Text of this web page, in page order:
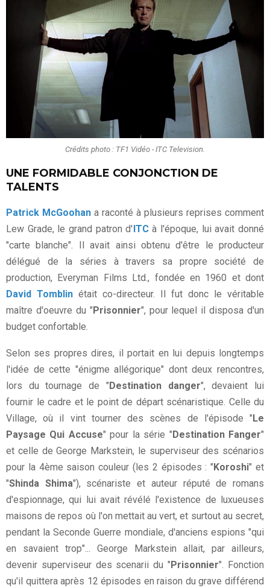
Crédits photo : TF1 Vidéo - ITC Television.
UNE FORMIDABLE CONJONCTION DE
TALENTS
Patrick McGoohan a raconté à plusieurs reprises comment
Lew Grade, le grand patron d'ITCà l'époque, lui avait donné
"carte blanche". Il avait ainsi obtenu d'être le producteur
délégué de la séries à travers sa propre société de
production, Everyman Films Ltd., fondée en 1960 et dont
David Tomblin était co-directeur. Il fut donc le véritable
maître d'oeuvre du "Prisonnier", pour lequel il disposa d'un
budget confortable.
Selon ses propres dires, il portait en lui depuis longtemps
l'idée de cette "énigme allégorique" dont deux rencontres,
lors du tournage de "Destination danger", devaient lui
fournir le cadre et le point de départ scénaristique. Celle du
Village, où il vint tourner des scènes de l'épisode "Le
Paysage Qui Accuse" pour la série "Destination Fanger"
et celle de George Markstein, le superviseur des scénarios
pour la 4ème saison couleur (les 2 épisodes : "Koroshi" et
"Shinda Shima"), scénariste et auteur réputé de romans
d'espionnage, qui lui avait révélé l'existence de luxueuses
maisons de repos où l'on mettait au vert, et surtout au secret,
pendant la Seconde Guerre mondiale, d'anciens espions "qui
en savaient trop"... George Markstein allait, par ailleurs,
devenir superviseur des scenarii du "Prisonnier". Fonction
qu'il quittera après 12 épisodes en raison du grave différend